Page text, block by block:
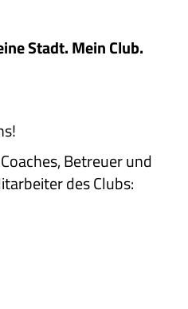
Stadt. Mein Club.
Betreuer und
des Clubs: